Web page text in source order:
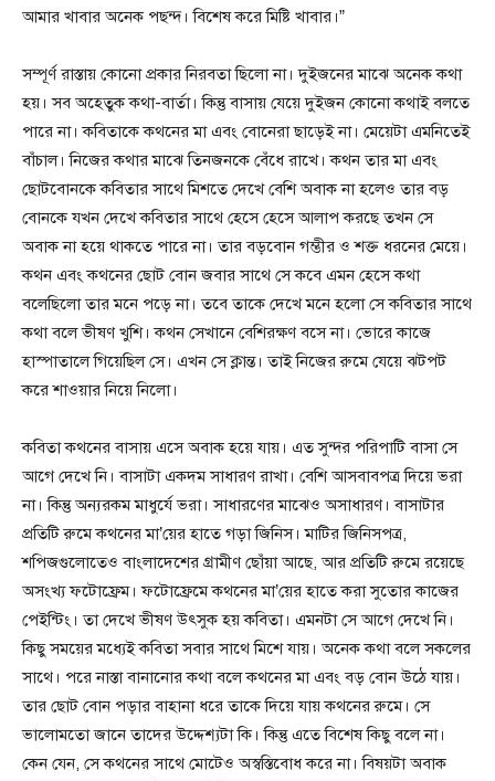
আমার খাবার অনেক পছন্দ। বিশেষ করে মিষ্টি খাবার।”
সম্পূর্ণ রাস্তায় কোনো প্রকার নিরবতা ছিলো না। দুইজনের মাঝে অনেক কথা
হয়। সব অহেতুক কথা-বার্তা। কিন্তু বাসায় যেয়ে দুইজন কোনো কথাই বলতে
পারে না। কবিতাকে কথনের মা এবং বোনেরা ছাড়েই না। মেয়েটা এমনিতেই
বাঁচাল। নিজের কথার মাঝে তিনজনকে বেঁধে রাখে। কথন তার মা এবং
ছোটবোনকে কবিতার সাথে মিশতে দেখে বেশি অবাক না হলেও তার বড়
বোনকে যখন দেখে কবিতার সাথে হেসে হেসে আলাপ করছে তখন সে
অবাক না হয়ে থাকতে পারে না। তার বড়বোন গম্ভীর ও শক্ত ধরনের মেয়ে।
কথন এবং কথনের ছোট বোন জবার সাথে সে কবে এমন হেসে কথা
বলেছিলো তার মনে পড়ে না। তবে তাকে দেখে মনে হলো সে কবিতার সাথে
কথা বলে ভীষণ খুশি। কথন সেখানে বেশিরক্ষণ বসে না। ভোরে কাজে
হাস্পাতালে গিয়েছিল সে। এখন সে ক্লান্ত। তাই নিজের রুমে যেয়ে ঝটপট
করে শাওয়ার নিয়ে নিলো।
কবিতা কথনের বাসায় এসে অবাক হয়ে যায়। এত সুন্দর পরিপাটি বাসা সে
আগে দেখে নি। বাসাটা একদম সাধারণ রাখা। বেশি আসবাবপত্র দিয়ে ভরা
না। কিন্তু অন্যরকম মাধুর্যে ভরা। সাধারণের মাঝেও অসাধারণ। বাসাটার
প্রতিটি রুমে কথনের মা’য়ের হাতে গড়া জিনিস। মাটির জিনিসপত্র,
শপিজগুলোতেও বাংলাদেশের গ্রামীণ ছোঁয়া আছে, আর প্রতিটি রুমে রয়েছে
অসংখ্য ফটোফ্রেম। ফটোফ্রেমে কথনের মা’য়ের হাতে করা সুতোর কাজের
পেইন্টিং। তা দেখে ভীষণ উৎসুক হয় কবিতা। এমনটা সে আগে দেখে নি।
কিছু সময়ের মধ্যেই কবিতা সবার সাথে মিশে যায়। অনেক কথা বলে সকলের
সাথে। পরে নাস্তা বানানোর কথা বলে কথনের মা এবং বড় বোন উঠে যায়।
তার ছোট বোন পড়ার বাহানা ধরে তাকে দিয়ে যায় কথনের রুমে। সে
ভালোমতো জানে তাদের উদ্দেশ্যটা কি। কিন্তু এতে বিশেষ কিছু বলে না।
কেন যেন, সে কথনের সাথে মোটেও অস্বস্তিবোধ করে না। বিষয়টা অবাক